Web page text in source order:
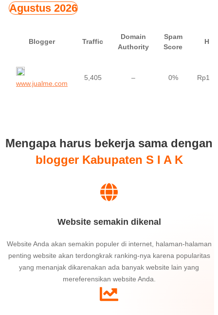
Agustus 2026
Blogger Traffic
Domain
Authority
Spam
Score
www.jualme.com
5,405 – 0%
Mengapa harus bekerja sama dengan
blogger Kabupaten S I A K
Website semakin dikenal
Website Anda akan semakin populer di internet, halaman-halaman
penting website akan terdongkrak ranking-nya karena popularitas
yang menanjak dikarenakan ada banyak website lain yang
mereferensikan website Anda.